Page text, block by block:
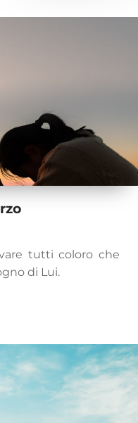
tutti coloro che
di Lui.